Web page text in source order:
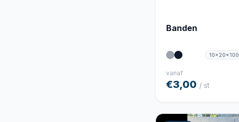
Banden
10x20x100
vanaf
€3,00 / st